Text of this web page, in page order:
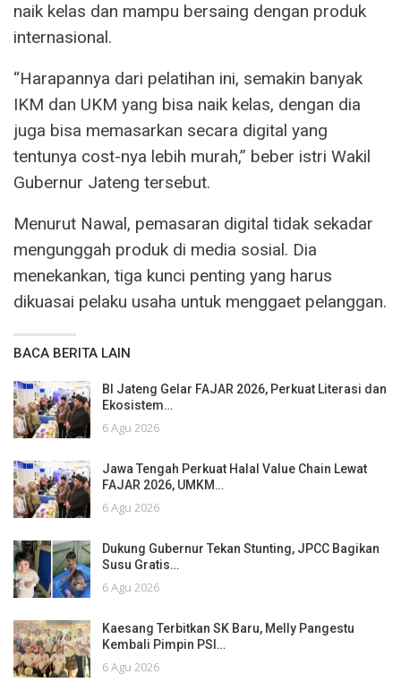
naik kelas dan mampu bersaing dengan produk
internasional.
“Harapannya dari pelatihan ini, semakin banyak
IKM dan UKM yang bisa naik kelas, dengan dia
juga bisa memasarkan secara digital yang
tentunya cost-nya lebih murah,” beber istri Wakil
Gubernur Jateng tersebut.
Menurut Nawal, pemasaran digital tidak sekadar
mengunggah produk di media sosial. Dia
menekankan, tiga kunci penting yang harus
dikuasai pelaku usaha untuk menggaet pelanggan.
BACA BERITA LAIN
BI Jateng Gelar FAJAR 2026, Perkuat Literasi dan
Ekosistem…
6 Agu 2026
Jawa Tengah Perkuat Halal Value Chain Lewat
FAJAR 2026, UMKM…
6 Agu 2026
Dukung Gubernur Tekan Stunting, JPCC Bagikan
Susu Gratis…
6 Agu 2026
Kaesang Terbitkan SK Baru, Melly Pangestu
Kembali Pimpin PSI…
6 Agu 2026